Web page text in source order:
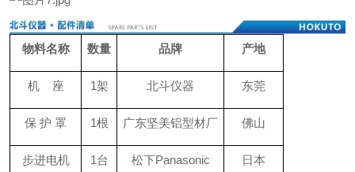
物料名称 数量 品牌 产地
机 座 1架 北斗仪器 东莞
保 护 罩 1根 广东坚美铝型材厂 佛山
步进电机 1台 松下Panasonic 日本